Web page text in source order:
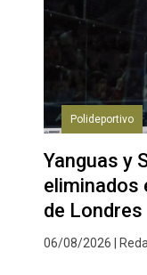
Polideportivo
Yanguas y
eliminados
de Londres
06/08/2026 |